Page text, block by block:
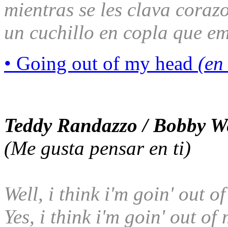
mientras se les clava
un cuchillo en copla que
• Going out of my head
Teddy Randazzo / Bobby
(Me gusta pensar en ti)
Well, i think i'm goin' out of
Yes, i think i'm goin' out of